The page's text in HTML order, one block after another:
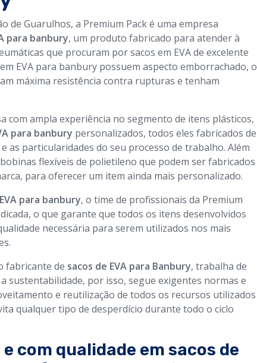
de Guarulhos, a Premium Pack é uma empresa
para banbury, um produto fabricado para atender à
que procuram por sacos em EVA de excelente
EVA para banbury possuem aspecto emborrachado, o
máxima resistência contra rupturas e tenham
com ampla experiência no segmento de itens plásticos,
para banbury personalizados, todos eles fabricados de
as particularidades do seu processo de trabalho. Além
flexíveis de polietileno que podem ser fabricados
para oferecer um item ainda mais personalizado.
para banbury, o time de profissionais da Premium
o que garante que todos os itens desenvolvidos
necessária para serem utilizados nos mais
fabricante de sacos de EVA para Banbury, trabalha de
sustentabilidade, por isso, segue exigentes normas e
e reutilização de todos os recursos utilizados
qualquer tipo de desperdício durante todo o ciclo
com qualidade em sacos de